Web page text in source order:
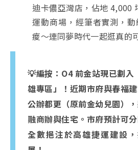
迪卡儂亞灣店，佔地 4,000
運動商場，經筆者實測，
痠～連同夢時代一起逛真的
💡編按：O4 前金站現已劃入
雄專區」！近期市府與春福
公辦都更（原前金幼兒園）
融商辦與住宅。市府預計可
全數挹注於高雄捷運建設